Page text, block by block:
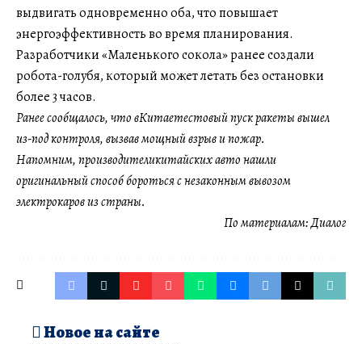
выдвигать одновременно оба, что повышает
энергоэффективность во время планирования.
Разработчики «Маленького сокола» ранее создали
робота-голубя, который может летать без остановки
более 3 часов.
Ранее сообщалось, что вКитаетестовый пуск ракеты вышел
из-под контроля, вызвав мощный взрыв и пожар.
Напомним, производителикитайских авто нашли
оригинальный способ бороться с незаконным вывозом
электрокаров из страны.
По материалам:Диалог
Новое на сайте